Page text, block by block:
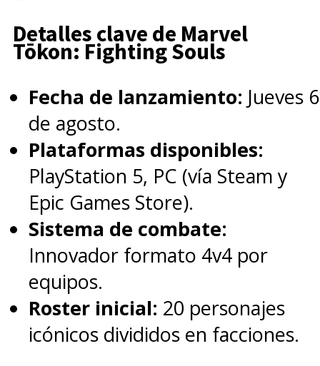
Marvel Television's
#DaredevilBornAgain
Season 2 at#NYCC!
pic.twitter.com/It7QioX7oB
— Marvel Studios (@MarvelStudios)October 11, 2025
En la previa, el presidente de las
divisiones Marvel Animation y
Marvel Television,
Winderbaum, conversó con
Entertainment Weeklysobre el
Detalles clave de Marvel
Tōkon: Fighting Souls
Fecha de lanzamiento: Jueves 6
de agosto.
Plataformas disponibles:
PlayStation 5, PC (vía Steam y
Epic Games Store).
Sistema de combate:
Innovador formato 4v4 por
equipos.
Roster inicial: 20 personajes
icónicos divididos en facciones.